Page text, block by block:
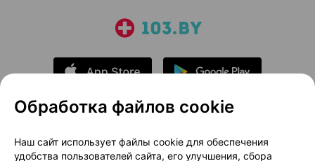
О проекте
Новости проекта
Обработка файлов cookie
Наш сайт использует файлы cookie для обеспечения
удобства пользователей сайта, его улучшения, сбора